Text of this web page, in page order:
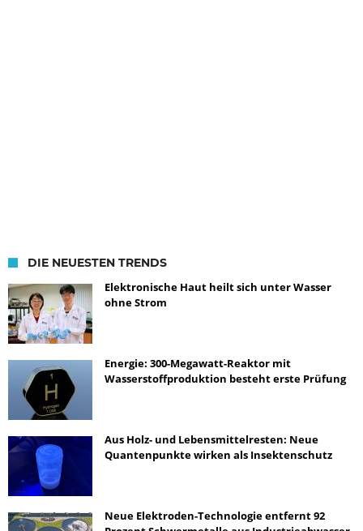
DIE NEUESTEN TRENDS
Elektronische Haut heilt sich unter Wasser
ohne Strom
Energie: 300-Megawatt-Reaktor mit
Wasserstoffproduktion besteht erste Prüfung
Aus Holz- und Lebensmittelresten: Neue
Quantenpunkte wirken als Insektenschutz
Neue Elektroden-Technologie entfernt 92